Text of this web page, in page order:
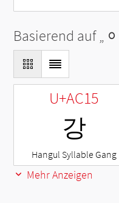
Basierend auf „ ᆼ
U+AC15
강
Hangul Syllable Gang
Mehr Anzeigen